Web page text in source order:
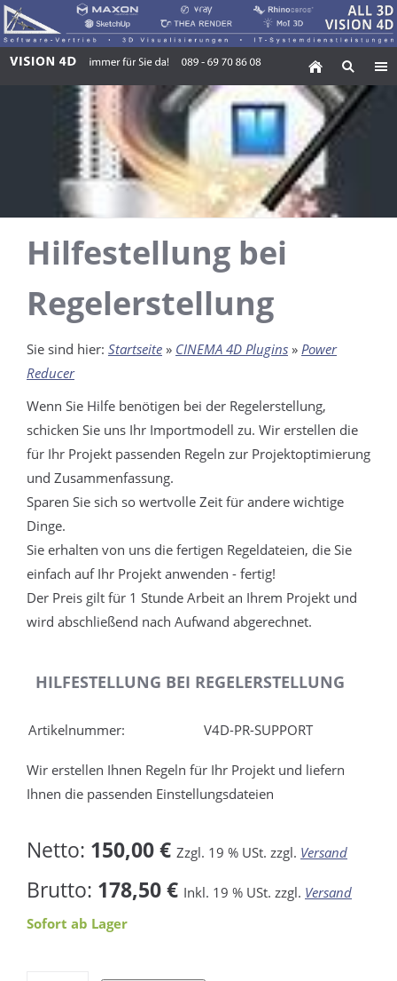
Hilfestellung bei
Regelerstellung
Sie sind hier: Startseite » CINEMA 4D Plugins » Power
Reducer
Wenn Sie Hilfe benötigen bei der Regelerstellung,
schicken Sie uns Ihr Importmodell zu. Wir erstellen die
für Ihr Projekt passenden Regeln zur Projektoptimierung
und Zusammenfassung.
Sparen Sie sich so wertvolle Zeit für andere wichtige
Dinge.
Sie erhalten von uns die fertigen Regeldateien, die Sie
einfach auf Ihr Projekt anwenden - fertig!
Der Preis gilt für 1 Stunde Arbeit an Ihrem Projekt und
wird abschließend nach Aufwand abgerechnet.
HILFESTELLUNG BEI REGELERSTELLUNG
Artikelnummer: V4D-PR-SUPPORT
Wir erstellen Ihnen Regeln für Ihr Projekt und liefern
Ihnen die passenden Einstellungsdateien
Netto: 150,00 € Zzgl. 19 % USt. zzgl. Versand
Brutto: 178,50 € Inkl. 19 % USt. zzgl. Versand
Sofort ab Lager